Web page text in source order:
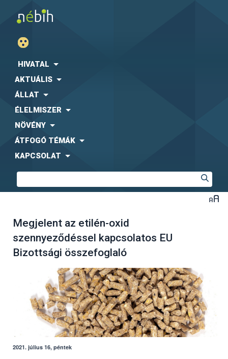
HIVATAL
AKTUÁLIS
ÁLLAT
ÉLELMISZER
NÖVÉNY
ÁTFOGÓ TÉMÁK
KAPCSOLAT
Megjelent az etilén-oxid
szennyeződéssel kapcsolatos EU
Bizottsági összefoglaló
2021. július 16, péntek